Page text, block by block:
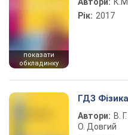
показати
обкладинку
Рік: 2017
ГДЗ
Автори: В.
О. Довгий